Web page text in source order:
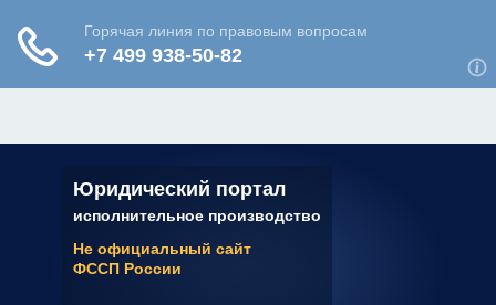
Юридический портал
исполнительное производство
Не официальный сайт
ФССП России
✆ 7 (800) 350-22-64